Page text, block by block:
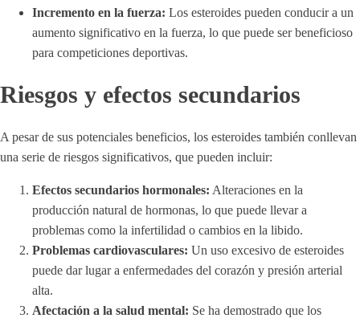
Incremento en la fuerza: Los esteroides pueden conducir a un
aumento significativo en la fuerza, lo que puede ser beneficioso
para competiciones deportivas.
Riesgos y efectos secundarios
A pesar de sus potenciales beneficios, los esteroides también conllevan
una serie de riesgos significativos, que pueden incluir:
Efectos secundarios hormonales: Alteraciones en la
producción natural de hormonas, lo que puede llevar a
problemas como la infertilidad o cambios en la libido.
Problemas cardiovasculares: Un uso excesivo de esteroides
puede dar lugar a enfermedades del corazón y presión arterial
alta.
Afectación a la salud mental: Se ha demostrado que los